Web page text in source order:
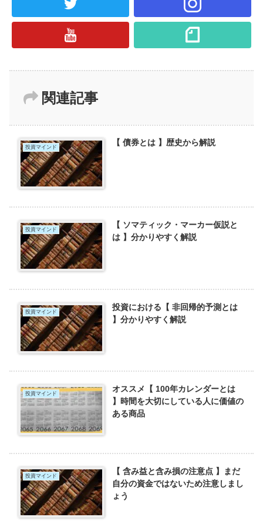
関連記事
投資マインド 【 債券とは 】歴史から解説
投資マインド
【 ソマティック・マーカー仮説と
は 】分かりやすく解説
投資マインド
投資における【 非回帰的予測とは
】分かりやすく解説
投資マインド
オススメ【 100年カレンダーとは
】時間を大切にしている人に価値の
ある商品
投資マインド
【 含み益と含み損の注意点 】まだ
自分の資金ではないため注意しまし
ょう